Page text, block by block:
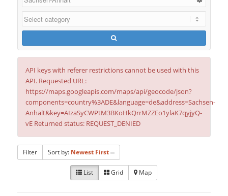
API keys with referer restrictions cannot be used with this
API. Requested URL:
https://maps.googleapis.com/maps/api/geocode/json?
components=country%3ADE&language=de&address=Sachsen-
Anhalt&key=AIzaSyCWPtM3BKoHkQrrMZZEo1ylaK7qyjyQ-
vE Returned status: REQUEST_DENIED
Filter Sort by: Newest First
List Grid Map